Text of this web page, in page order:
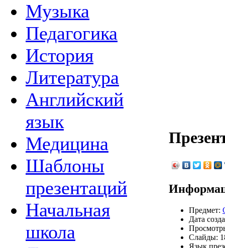
Музыка
Педагогика
История
Литература
Английский
язык
Медицина
Шаблоны
презентаций
Начальная
школа
Предмет:
Дата
Слайды:
Язык